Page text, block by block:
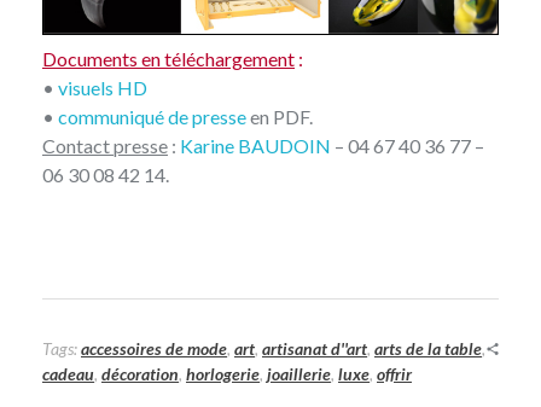
Documents en téléchargement :
• visuels HD
• communiqué de presseen PDF.
Contact presse : Karine BAUDOIN – 04 67 40 36 77 –
06 30 08 42 14.
Tags:accessoires de mode, art, artisanat d''art, arts de la table,
cadeau, décoration, horlogerie, joaillerie, luxe, offrir